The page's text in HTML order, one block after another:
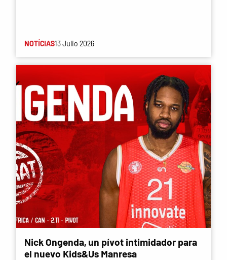
NOTÍCIAS13 Julio 2026
Nick Ongenda, un pívot intimidador para
el nuevo Kids&Us Manresa